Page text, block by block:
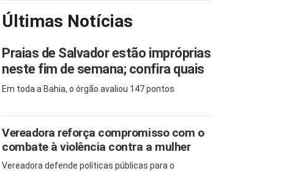
Últimas Notícias
Praias de Salvador estão impróprias
neste fim de semana; confira quais
Em toda a Bahia, o órgão avaliou 147 pontos
Vereadora reforça compromisso com o
combate à violência contra a mulher
Vereadora defende políticas públicas para o